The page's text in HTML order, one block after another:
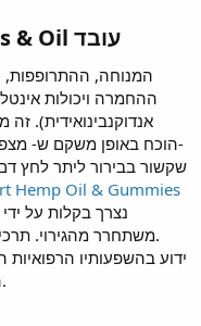
איך Smart Hemp Gummies & Oil עובד
ההחמרה ויכולות
אנדוקנבינואידית).
הוכח באופן משקם ש-
Hemp Oil & Gummies
משתחרר מהגירוי. תרכיז קנבוס מכיל , אשר מסולק מצמח ההמפ.
ידוע בהשפעותיו הרפואיות
התקדמות מתרופפת ותומך בגדול בשגשוג.